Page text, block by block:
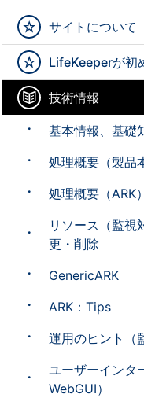
サイトについて
LifeKeeperが初
技術情報
基本情報、基礎
処理概要（製品
処理概要（ARK）
リソース（監視
更・削除
GenericARK
ARK：Tips
運用のヒント（
ユーザーインタ
WebGUI）